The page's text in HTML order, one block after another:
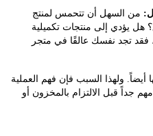
أن تتحمس لمنتج
إلى منتجات تكميلية
نفسك عالقًا في متجر
السبب فإن فهم العملية
الالتزام بالمخزون أو